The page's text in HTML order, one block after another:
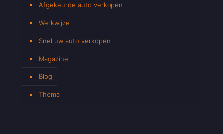
Afgekeurde auto verkopen
Werkwijze
Snel uw auto verkopen
Magazine
Blog
Thema